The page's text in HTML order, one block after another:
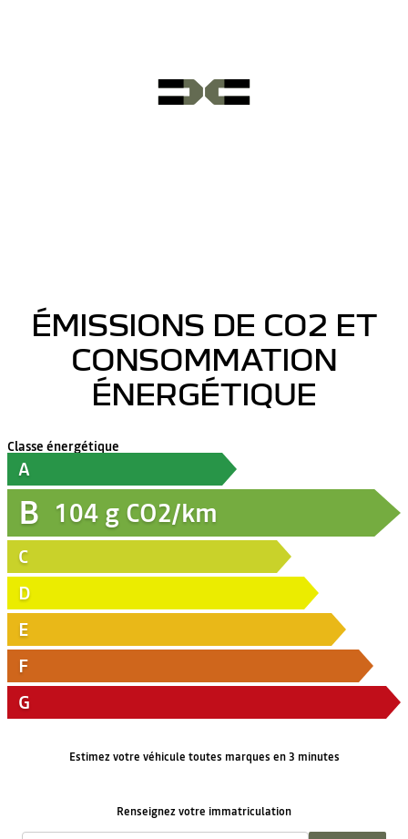
ÉMISSIONS DE CO2 ET
CONSOMMATION
ÉNERGÉTIQUE
Classe énergétique
A
B 104 g CO2/km
C
D
E
F
G
Estimez votre véhicule toutes marques en 3 minutes
Renseignez votre immatriculation